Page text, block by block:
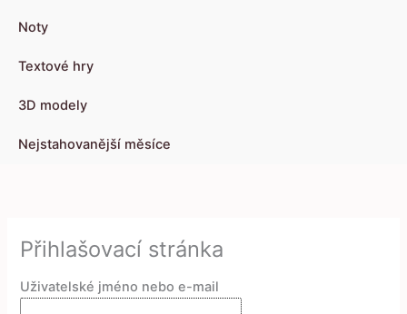
Noty
Textové hry
3D modely
Nejstahovanější měsíce
Přihlašovací stránka
Uživatelské jméno nebo e-mail